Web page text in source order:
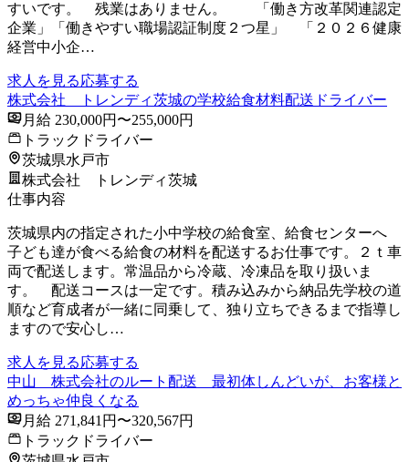
すいです。 残業はありません。 「働き方改革関連認定
企業」「働きやすい職場認証制度２つ星」 「２０２６健康
経営中小企…
求人を見る応募する
株式会社 トレンディ茨城の学校給食材料配送ドライバー
月給 230,000円〜255,000円
トラックドライバー
茨城県水戸市
株式会社 トレンディ茨城
仕事内容
茨城県内の指定された小中学校の給食室、給食センターへ
子ども達が食べる給食の材料を配送するお仕事です。２ｔ車
両で配送します。常温品から冷蔵、冷凍品を取り扱いま
す。 配送コースは一定です。積み込みから納品先学校の道
順など育成者が一緒に同乗して、独り立ちできるまで指導し
ますので安心し…
求人を見る応募する
中山 株式会社のルート配送 最初体しんどいが、お客様と
めっちゃ仲良くなる
月給 271,841円〜320,567円
トラックドライバー